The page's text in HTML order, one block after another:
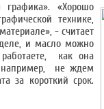
графика». «Хорошо
технике,
- считает
и масло можно
как она
например, не ждем
за короткий срок.